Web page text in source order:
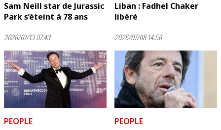
Sam Neill star de Jurassic
Park s’éteint à 78 ans
2026/07/13 07:43
Liban : Fadhel Chaker
libéré
2026/07/08 14:56
PEOPLE
PEOPLE